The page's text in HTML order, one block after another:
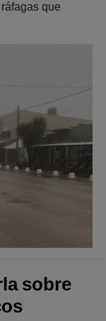
que
sobre